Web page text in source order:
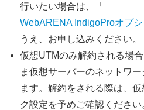
行いたい場合は、「
WebARENA IndigoProオプ
うえ、お申し込みください。
仮想UTMのみ解約される場
ま仮想サーバーのネットワ
ます。解約をされる際は、
ク設定を予めご確認ください